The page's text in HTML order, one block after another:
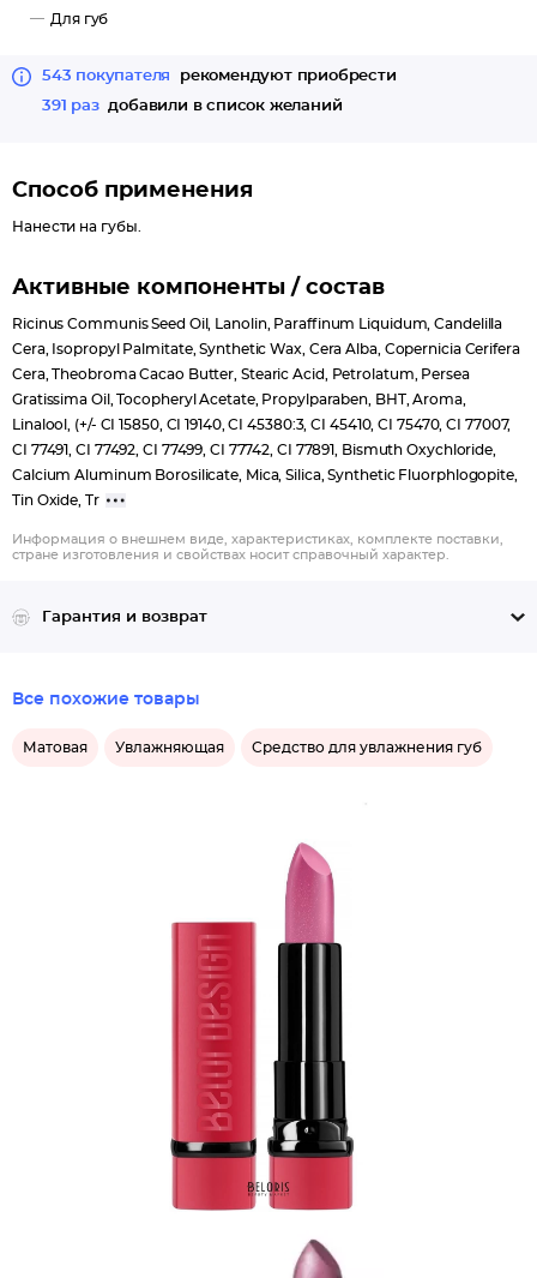
Для губ
543 покупателя
рекомендуют приобрести
391 раз добавили в список желаний
Способ применения
Нанести на губы.
Активные компоненты / состав
Ricinus Communis Seed Oil, Lanolin, Paraffinum Liquidum, Candelilla
Cera, Isopropyl Palmitate, Synthetic Wax, Cera Alba, Copernicia Cerifera
Cera, Theobroma Cacao Butter, Stearic Acid, Petrolatum, Persea
Gratissima Oil, Tocopheryl Acetate, Propylparaben, BHT, Aroma,
Linalool, (+/- CI 15850, CI 19140, CI 45380:3, CI 45410, CI 75470, CI 77007,
CI 77491, CI 77492, CI 77499, CI 77742, CI 77891, Bismuth Oxychloride,
Calcium Aluminum Borosilicate, Mica, Silica, Synthetic Fluorphlogopite,
Tin Oxide, Tr
Информация о внешнем виде, характеристиках, комплекте поставки,
стране изготовления и свойствах носит справочный характер.
Гарантия и возврат
Все похожие товары
Матовая Увлажняющая Средство для увлажнения губ